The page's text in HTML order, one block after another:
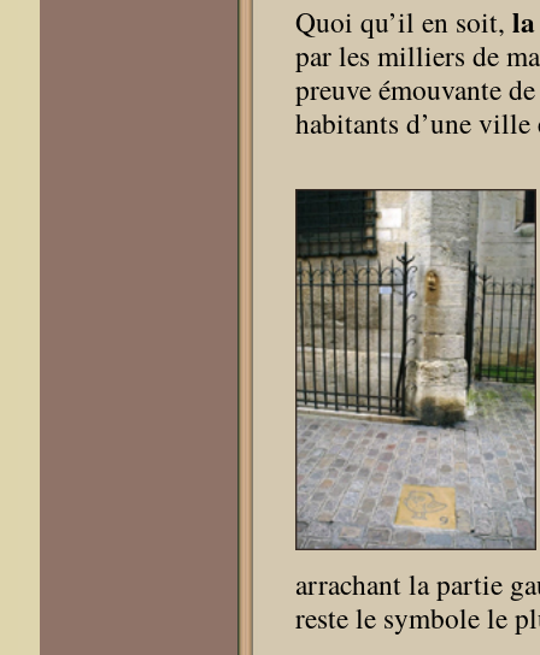
Quoi qu’il en soit,
par les milliers de
preuve émouvante
habitants d’une ville
arrachant la partie
reste le symbole le